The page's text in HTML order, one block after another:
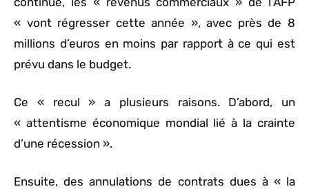
« vont régresser cette année », avec près de 8
millions d’euros en moins par rapport à ce qui est
prévu dans le budget.
Ce « recul » a plusieurs raisons. D’abord, un
« attentisme économique mondial lié à la crainte
d’une récession ».
Ensuite, des annulations de contrats dues à « la